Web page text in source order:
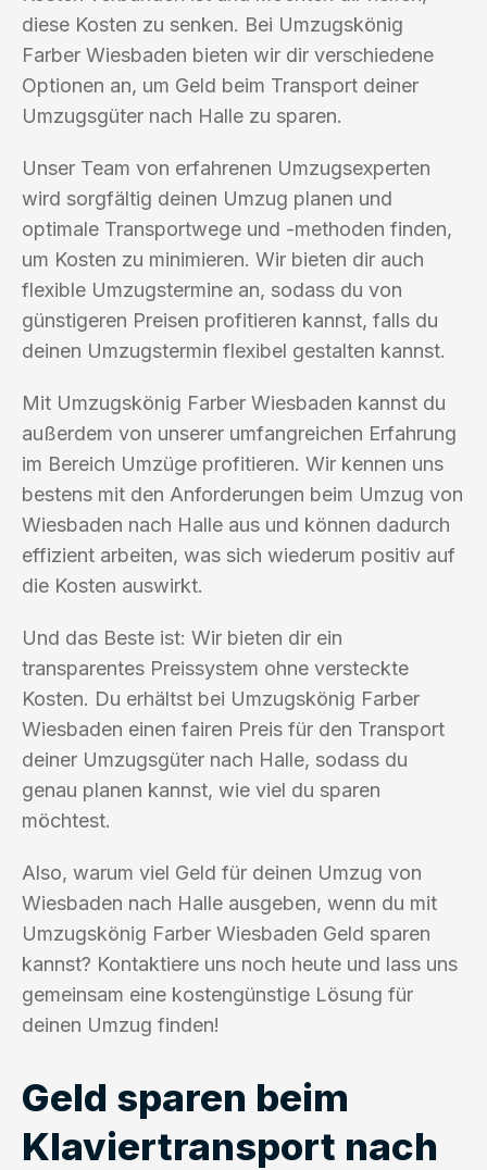
diese Kosten zu senken. Bei Umzugskönig
Farber Wiesbaden bieten wir dir verschiedene
Optionen an, um Geld beim Transport deiner
Umzugsgüter nach Halle zu sparen.
Unser Team von erfahrenen Umzugsexperten
wird sorgfältig deinen Umzug planen und
optimale Transportwege und -methoden finden,
um Kosten zu minimieren. Wir bieten dir auch
flexible Umzugstermine an, sodass du von
günstigeren Preisen profitieren kannst, falls du
deinen Umzugstermin flexibel gestalten kannst.
Mit Umzugskönig Farber Wiesbaden kannst du
außerdem von unserer umfangreichen Erfahrung
im Bereich Umzüge profitieren. Wir kennen uns
bestens mit den Anforderungen beim Umzug von
Wiesbaden nach Halle aus und können dadurch
effizient arbeiten, was sich wiederum positiv auf
die Kosten auswirkt.
Und das Beste ist: Wir bieten dir ein
transparentes Preissystem ohne versteckte
Kosten. Du erhältst bei Umzugskönig Farber
Wiesbaden einen fairen Preis für den Transport
deiner Umzugsgüter nach Halle, sodass du
genau planen kannst, wie viel du sparen
möchtest.
Also, warum viel Geld für deinen Umzug von
Wiesbaden nach Halle ausgeben, wenn du mit
Umzugskönig Farber Wiesbaden Geld sparen
kannst? Kontaktiere uns noch heute und lass uns
gemeinsam eine kostengünstige Lösung für
deinen Umzug finden!
Geld sparen beim
Klaviertransport nach